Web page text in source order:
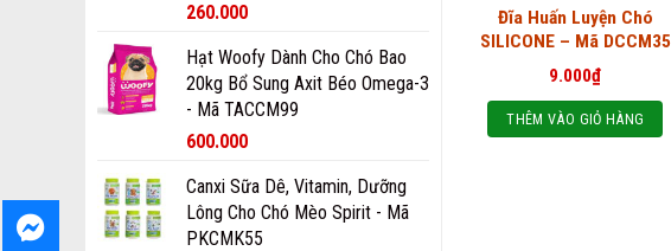
260.000
Hạt Woofy Dành Cho Chó Bao
20kg Bổ Sung Axit Béo Omega-3
- Mã TACCM99
600.000
Canxi Sữa Dê, Vitamin, Dưỡng
Lông Cho Chó Mèo Spirit - Mã
PKCMK55
Đĩa Huấn Luyện Chó
SILICONE – Mã DCCM35
9.000₫
THÊM VÀO GIỎ HÀNG